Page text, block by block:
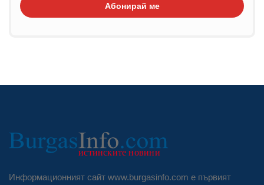
Абонирай ме
Информационният сайт www.burgasinfo.com е първият